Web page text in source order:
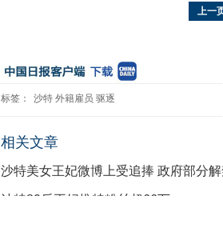
上一
标签： 沙特 外籍雇员 驱逐
相关文章
沙特美女王妃微博上受追捧 政府部分
沙特80后王妃推特粉丝超66万